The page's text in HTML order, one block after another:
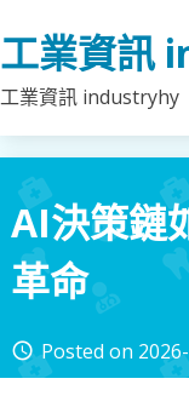
to
content
工業資訊
工業資訊 industryhy
AI決策鏈
革命
access_time Posted on